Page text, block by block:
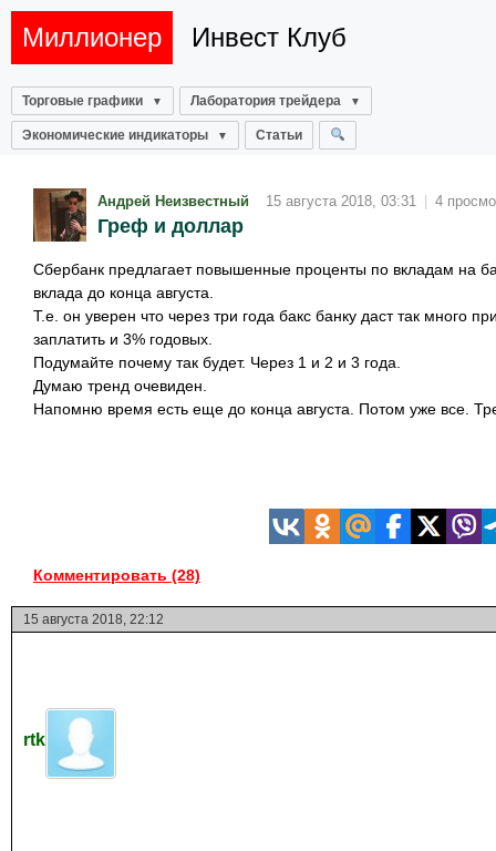
Миллионер Инвест Клуб
Торговые графики Лаборатория трейдера
Экономические индикаторы Статьи
Андрей Неизвестный 15 августа 2018, 03:31 | 4
Греф и доллар
Сбербанк предлагает повышенные проценты по вкладам на
вклада до конца августа.
Т.е. он уверен что через три года бакс банку даст так много
заплатить и 3% годовых.
Подумайте почему так будет. Через 1 и 2 и 3 года.
Думаю тренд очевиден.
Напомню время есть еще до конца августа. Потом уже все.
Комментировать (28)
15 августа 2018, 22:12
rtk